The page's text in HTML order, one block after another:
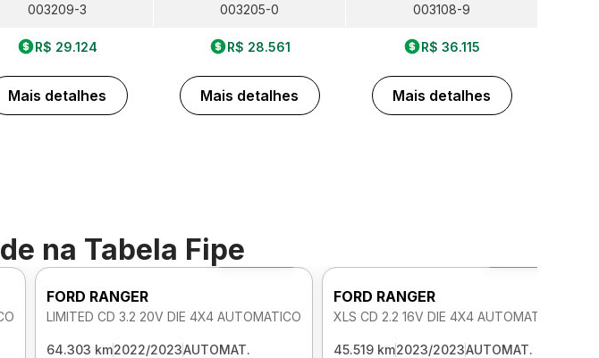
003209-3
R$ 29.124
Mais detalhes
003205-0
R$ 28.561
Mais detalhes
003108-9
R$ 36.115
Mais detalhes
na Tabela FipeFoto 360º
FORD RANGER
LIMITED CD 3.2 20V DIE 4X4 AUTOMATICO
64.303 km2022/2023AUTOMAT.
FORD RANGER
XLS CD 2.2 16V DIE 4X4 AUTOMATICO
45.519 km2023/2023AUTOMAT.